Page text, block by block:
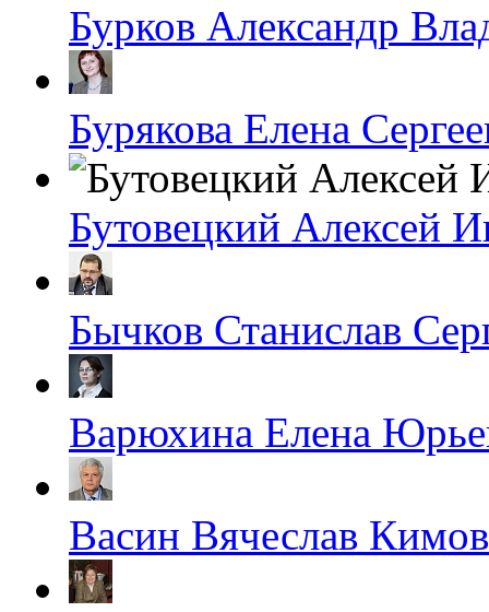
Бурков Александр
Бурякова Елена
Бутовецкий Алексей
Бычков Станислав
Варюхина Елена
Васин Вячеслав